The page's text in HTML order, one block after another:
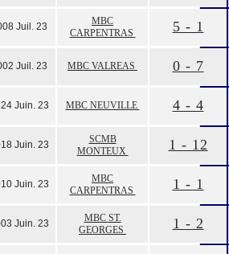
08 Juil. 23
MBC
CARPENTRAS
5 - 1
02 Juil. 23 MBC VALREAS 0 - 7
24 Juin. 23 MBC NEUVILLE 4 - 4
18 Juin. 23
SCMB
MONTEUX
1 - 12
10 Juin. 23
MBC
CARPENTRAS
1 - 1
03 Juin. 23
MBC ST.
GEORGES
1 - 2